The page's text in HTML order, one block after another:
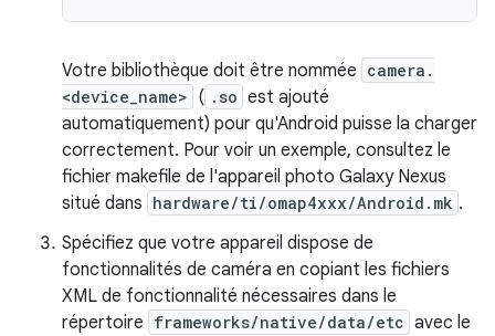
Votre bibliothèque doit être nommée camera.
<device_name> ( .so est ajouté
automatiquement) pour qu'Android puisse la charger
correctement. Pour voir un exemple, consultez le
fichier makefile de l'appareil photo Galaxy Nexus
situé dans hardware/ti/omap4xxx/Android.mk .
Spécifiez que votre appareil dispose de
fonctionnalités de caméra en copiant les fichiers
XML de fonctionnalité nécessaires dans le
répertoire frameworks/native/data/etc avec le